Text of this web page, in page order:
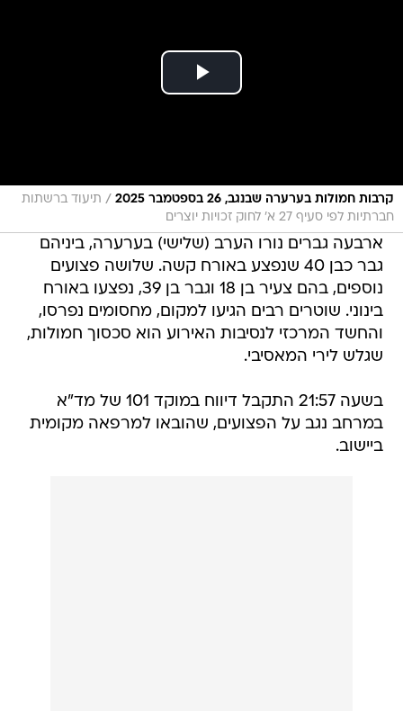
קרבות חמולות בערערה שבנגב, 26 בספטמבר 2025 / תיעוד ברשתות
חברתיות לפי סעיף 27 א' לחוק זכויות יוצרים
ארבעה גברים נורו הערב (שלישי) בערערה, ביניהם
גבר כבן 40 שנפצע באורח קשה. שלושה פצועים
נוספים, בהם צעיר בן 18 וגבר בן 39, נפצעו באורח
בינוני. שוטרים רבים הגיעו למקום, מחסומים נפרסו,
והחשד המרכזי לנסיבות האירוע הוא סכסוך חמולות,
שגלש לירי המאסיבי.
בשעה 21:57 התקבל דיווח במוקד 101 של מד"א
במרחב נגב על הפצועים, שהובאו למרפאה מקומית
ביישוב.